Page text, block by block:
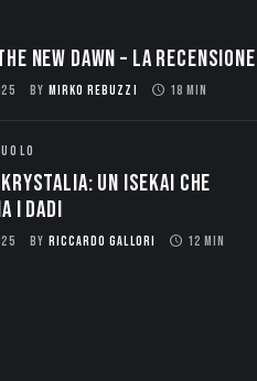
NEW DAWN – La Recensione
BY MIRKO REBUZZI 18 MIN
Un Isekai che
i dadi
BY RICCARDO GALLORI 12 MIN